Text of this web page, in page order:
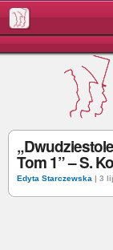
Tom 1” – S.
Edyta Starczewska | 3